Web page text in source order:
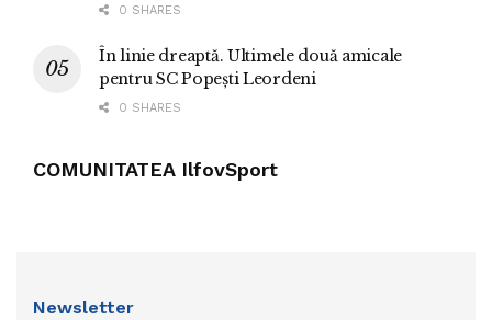
0 SHARES
În linie dreaptă. Ultimele două amicale
pentru SC Popești Leordeni
0 SHARES
COMUNITATEA IlfovSport
Newsletter